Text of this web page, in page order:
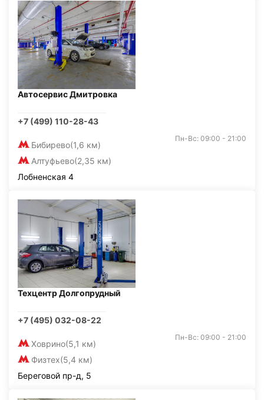
Автосервис Дмитровка
+7 (499) 110-28-43
Бибирево(1,6 км)
Алтуфьево(2,35 км)
Пн-Вс: 09:00 - 21:00
Лобненская 4
Техцентр Долгопрудный
+7 (495) 032-08-22
Ховрино(5,1 км)
Физтех(5,4 км)
Пн-Вс: 09:00 - 21:00
Береговой пр-д, 5